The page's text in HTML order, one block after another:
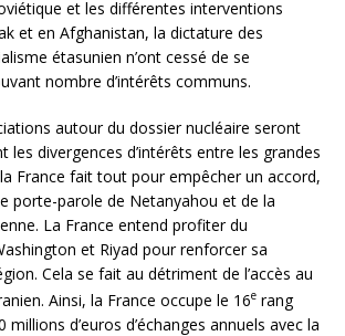
et les différentes interventions
et en Afghanistan, la dictature des
étasunien n’ont cessé de se
nombre d’intérêts communs.
autour du dossier nucléaire seront
les divergences d’intérêts entre les grandes
France fait tout pour empêcher un accord,
porte-parole de Netanyahou et de la
La France entend profiter du
et Riyad pour renforcer sa
Cela se fait au détriment de l’accès au
Ainsi, la France occupe le 16e rang
d’euros d’échanges annuels avec la